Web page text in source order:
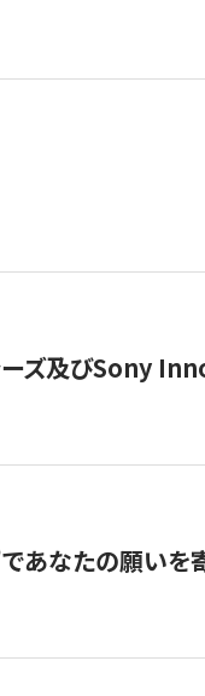
ーズ及びSony
あなたの願いを